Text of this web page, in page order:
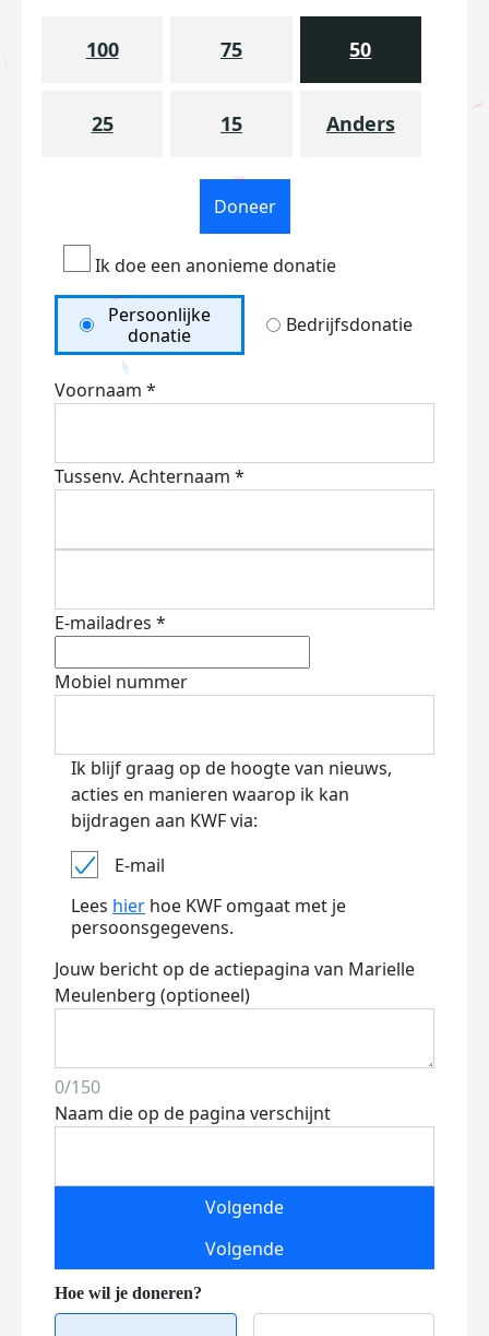
100 75 50
25 15 Anders
Doneer
Ik doe een anonieme donatie
Persoonlijke
donatie
Bedrijfsdonatie
Voornaam *
Tussenv. Achternaam *
E-mailadres *
Mobiel nummer
Ik blijf graag op de hoogte van nieuws,
acties en manieren waarop ik kan
bijdragen aan KWF via:
E-mail
Lees hier hoe KWF omgaat met je
persoonsgegevens.
Jouw bericht op de actiepagina van Marielle
Meulenberg (optioneel)
0/150
Naam die op de pagina verschijnt
Volgende
Volgende